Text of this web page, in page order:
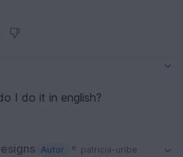
I do it in english?
Autor
patricia-uribe